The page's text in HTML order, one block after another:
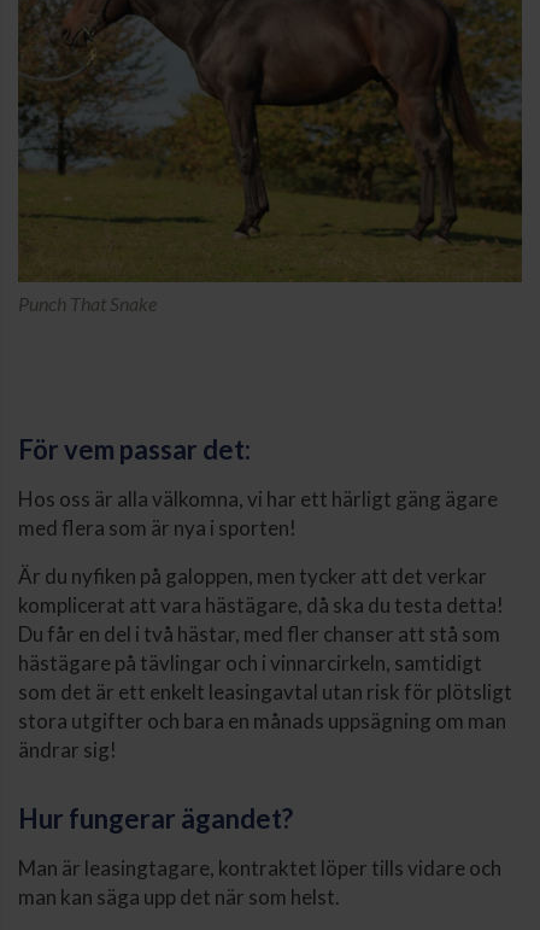
Punch That Snake
För vem passar det:
Hos oss är alla välkomna, vi har ett härligt gäng ägare
med flera som är nya i sporten!
Är du nyfiken på galoppen, men tycker att det verkar
komplicerat att vara hästägare, då ska du testa detta!
Du får en del i två hästar, med fler chanser att stå som
hästägare på tävlingar och i vinnarcirkeln, samtidigt
som det är ett enkelt leasingavtal utan risk för plötsligt
stora utgifter och bara en månads uppsägning om man
ändrar sig!
Hur fungerar ägandet?
Man är leasingtagare, kontraktet löper tills vidare och
man kan säga upp det när som helst.